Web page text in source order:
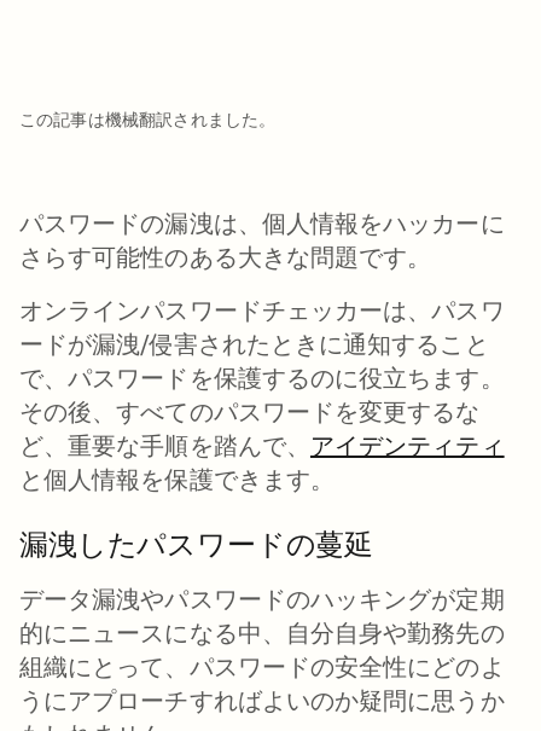
この記事は機械翻訳されました。
パスワードの漏洩は、個人情報をハッカーに
さらす可能性のある大きな問題です。
オンラインパスワードチェッカーは、パスワ
ードが漏洩/侵害されたときに通知すること
で、パスワードを保護するのに役立ちます。
その後、すべてのパスワードを変更するな
ど、重要な手順を踏んで、 アイデンティティ
と個人情報を保護できます。
漏洩したパスワードの蔓延
データ漏洩やパスワードのハッキングが定期
的にニュースになる中、自分自身や勤務先の
組織にとって、パスワードの安全性にどのよ
うにアプローチすればよいのか疑問に思うか